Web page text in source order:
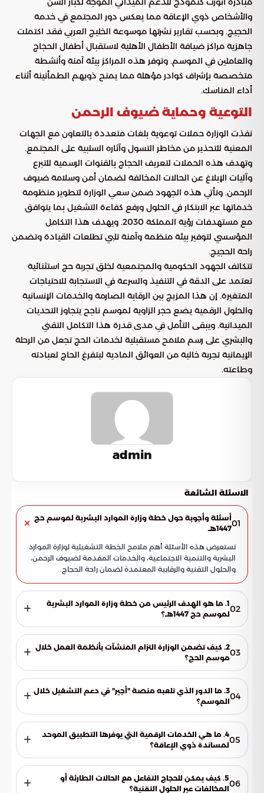
والأشخاص ذوي الإعاقة مما يعكس دور المجتمع في خدمة
الحجيج. وبحسب تقارير نشرتها موسوعة الخليج العربي فقد اكتملت
جاهزية مراكز ضيافة الأطفال الأهلية لاستقبال أطفال الحجاج
والعاملين في الموسم. وتوفر هذه المراكز بيئة آمنة وأنشطة
متخصصة بإشراف كوادر مؤهلة مما يمنح ذويهم الطمأنينة أثناء
أداء المناسك.
التوعية وحماية ضيوف الرحمن
نفذت الوزارة حملات توعوية بلغات متعددة بالتعاون مع الجهات
المعنية للتحذير من مخاطر التسول وآثاره السلبية على المجتمع.
وتهدف هذه الحملات لتعريف الحجاج بالقنوات الرسمية للتبرع
وآليات الإبلاغ عن الحالات المخالفة لضمان أمن وسلامة ضيوف
الرحمن. وتأتي هذه الجهود ضمن سعي الوزارة لتطوير منظومة
خدماتها عبر الابتكار في الحلول ورفع كفاءة التشغيل بما يتوافق
مع مستهدفات رؤية المملكة 2030. ويهدف هذا التكامل
المؤسسي لتوفير بيئة منظمة وآمنة تلبي تطلعات القيادة وتضمن
راحة الحجيج.
تتكاتف الجهود الحكومية والمجتمعية لخلق تجربة حج استثنائية
تعتمد على الدقة في التنفيذ والسرعة في الاستجابة للاحتياجات
المتغيرة. إن هذا المزيج بين الرقابة الصارمة والخدمات الإنسانية
والحلول الرقمية يضع حجر الزاوية لموسم ناجح يتجاوز التحديات
الميدانية. ويبقى التأمل في مدى قدرة هذا التكامل التقني
والبشري على رسم ملامح مستقبلية لخدمات الحج تجعل من الرحلة
الإيمانية تجربة خالية من العوائق المادية ليتفرغ الحاج لعبادته
وطاعته.
admin
الاسئلة الشائعة
01أسئلة وأجوبة حول خطة وزارة الموارد البشرية لموسم حج
1447هـ
تستعرض هذه الأسئلة أهم ملامح الخطة التشغيلية لوزارة الموارد
البشرية والتنمية الاجتماعية، والخدمات المقدمة لضيوف الرحمن،
والحلول التقنية والرقابية المعتمدة لضمان راحة الحجاج.
02 1. ما هو الهدف الرئيس من خطة وزارة الموارد البشرية
لموسم حج 1447هـ؟
تهدف الخطة إلى توفير رعاية شاملة لضيوف الرحمن وتسهيل
رحلتهم في المشاعر المقدسة. ويتحقق ذلك من خلال مبادرات
تنظيمية ورقابية واجتماعية متكاملة، ترفع من كفاءة الأداء
الميداني وتضمن جودة الخدمات المقدمة بالتعاون مع مختلف
الجهات الحكومية.
03 2. كيف تضمن الوزارة التزام المنشآت بأنظمة العمل خلال
موسم الحج؟
تقوم الوزارة بتكثيف الجولات الرقابية والتفتيشية في مكة المكرمة
والمدينة المنورة لمتابعة التقيد بالأنظمة والتعليمات. تهدف هذه
الزيارات إلى ضمان التزام المنشآت بنظام العمل ولوائحه التنفيذية،
وتطبيق ضوابط العمل الموسمي بدقة لتنظيم بيئة العمل
الميدانية.
04 3. ما الدور الذي تلعبه منصة "أجير" في دعم التشغيل خلال
الموسم؟
تتيح منصة "أجير" للمنشآت فرصة توظيف الكوادر الوطنية
والمقيمين الراغبين في العمل الموسمي. تساهم هذه الخطوة في
سد الاحتياجات الوظيفية الطارئة ورفع كفاءة التشغيل في المواقع
الميدانية، مما يضمن تقديم خدمات مستمرة وعالية الجودة
للحجيج.
05 4. ما هي الخدمات الرقمية التي يوفرها التطبيق الموحد
لمساندة ذوي الإعاقة؟
يوفر التطبيق خدمات متخصصة تشمل الترجمة بلغة الإشارة
والدعم البصري والإرشاد المكاني. تهدف هذه الحلول الرقمية إلى
تسهيل حركة الحجاج من كبار السن والأشخاص ذوي الإعاقة،06 5. كيف يمكن للحجاج التفاعل مع الحالات الطارئة أو
المخالفات عبر الحلول التقنية؟